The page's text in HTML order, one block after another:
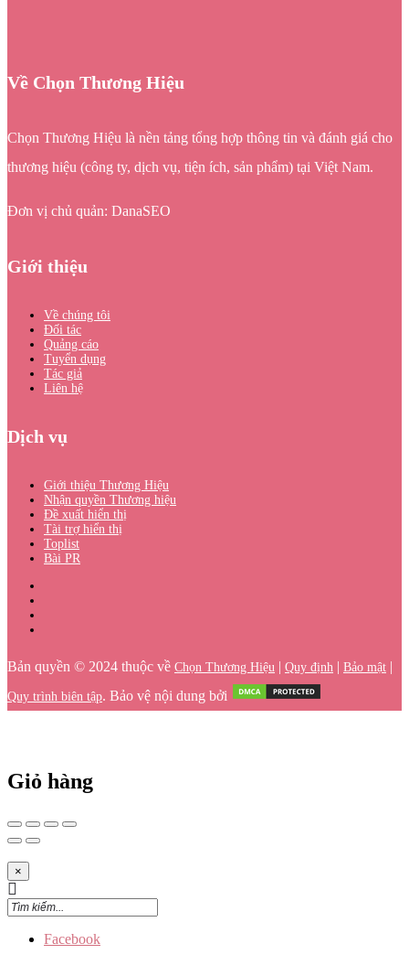
Về Chọn Thương Hiệu
Chọn Thương Hiệu là nền tảng tổng hợp thông tin và đánh giá cho
thương hiệu (công ty, dịch vụ, tiện ích, sản phẩm) tại Việt Nam.
Đơn vị chủ quản: DanaSEO
Giới thiệu
Về chúng tôi
Đối tác
Quảng cáo
Tuyển dụng
Tác giả
Liên hệ
Dịch vụ
Giới thiệu Thương Hiệu
Nhận quyền Thương hiệu
Đề xuất hiển thị
Tài trợ hiển thị
Toplist
Bài PR
Bản quyền © 2024 thuộc về Chọn Thương Hiệu | Quy định | Bảo mật |
Quy trình biên tập. Bảo vệ nội dung bởi
Giỏ hàng
×
Facebook